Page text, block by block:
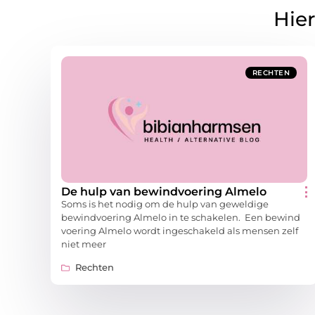
RECHTEN
De hulp van bewindvoering Almelo
Soms is het nodig om de hulp van geweldige
bewindvoering Almelo in te schakelen. Een bewind
voering Almelo wordt ingeschakeld als mensen zelf
niet meer
Rechten